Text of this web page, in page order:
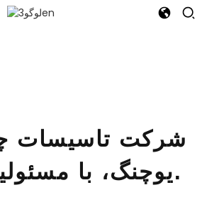
شرکت تاسیسات
یوچنگ، با مسئولیت محدود.